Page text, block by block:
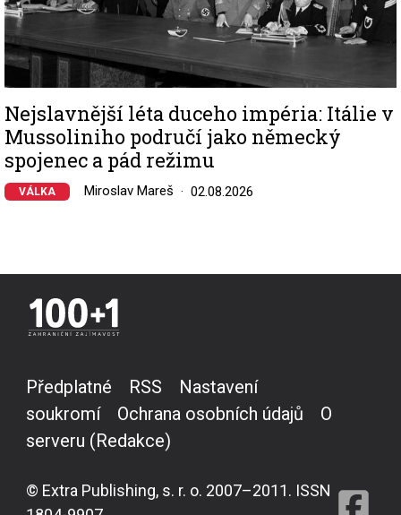
Nejslavnější léta duceho impéria: Itálie v
Mussoliniho područí jako německý
spojenec a pád režimu
VÁLKA Miroslav Mareš 02.08.2026
Předplatné RSS
Nastavení
soukromí
Ochrana osobních údajů
O
serveru (Redakce)
© Extra Publishing, s. r. o. 2007–2011. ISSN